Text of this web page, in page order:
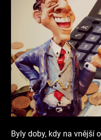
Byly doby, kdy na vnější